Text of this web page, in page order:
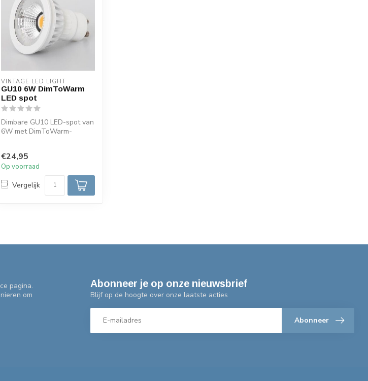
VINTAGE LED LIGHT
GU10 6W DimToWarm
LED spot
Dimbare GU10 LED-spot van
6W met DimToWarm-
€24,95
Op voorraad
Vergelijk
pagina.
om
Abonneer je op onze nieuwsbrief
Blijf op de hoogte over onze laatste acties
Abonneer